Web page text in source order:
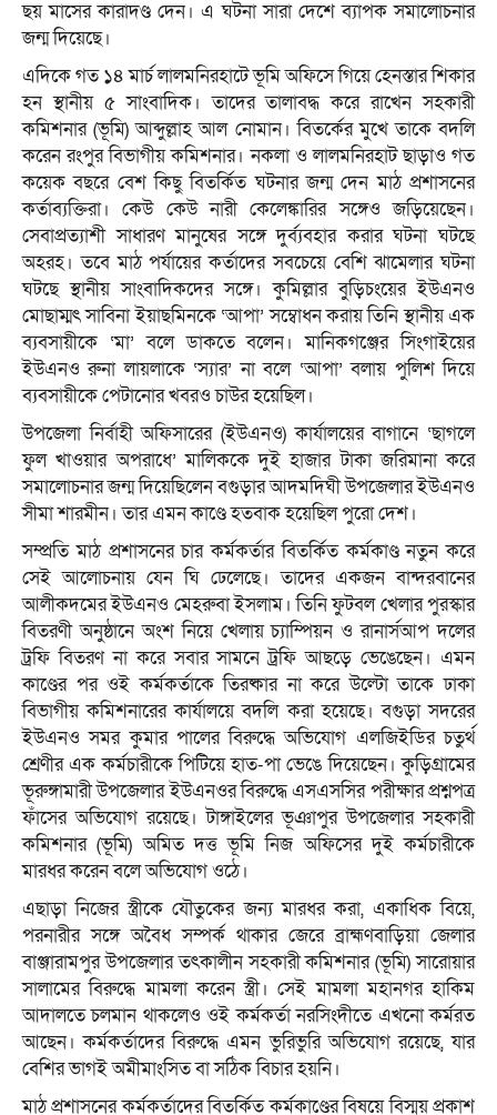
ছয় মাসের কারাদণ্ড দেন। এ ঘটনা সারা দেশে ব্যাপক সমালোচনার
জন্ম দিয়েছে।
এদিকে গত ১৪ মার্চ লালমনিরহাটে ভূমি অফিসে গিয়ে হেনস্তার শিকার
হন স্থানীয় ৫ সাংবাদিক। তাদের তালাবদ্ধ করে রাখেন সহকারী
কমিশনার (ভূমি) আব্দুল্লাহ আল নোমান। বিতর্কের মুখে তাকে বদলি
করেন রংপুর বিভাগীয় কমিশনার। নকলা ও লালমনিরহাট ছাড়াও গত
কয়েক বছরে বেশ কিছু বিতর্কিত ঘটনার জন্ম দেন মাঠ প্রশাসনের
কর্তাব্যক্তিরা। কেউ কেউ নারী কেলেঙ্কারির সঙ্গেও জড়িয়েছেন।
সেবাপ্রত্যাশী সাধারণ মানুষের সঙ্গে দুর্ব্যবহার করার ঘটনা ঘটছে
অহরহ। তবে মাঠ পর্যায়ের কর্তাদের সবচেয়ে বেশি ঝামেলার ঘটনা
ঘটছে স্থানীয় সাংবাদিকদের সঙ্গে। কুমিল্লার বুড়িচংয়ের ইউএনও
মোছাম্মৎ সাবিনা ইয়াছমিনকে ‘আপা’ সম্বোধন করায় তিনি স্থানীয় এক
ব্যবসায়ীকে ‘মা’ বলে ডাকতে বলেন। মানিকগঞ্জের সিংগাইয়ের
ইউএনও রুনা লায়লাকে ‘স্যার’ না বলে ‘আপা’ বলায় পুলিশ দিয়ে
ব্যবসায়ীকে পেটানোর খবরও চাউর হয়েছিল।
উপজেলা নির্বাহী অফিসারের (ইউএনও) কার্যালয়ের বাগানে ‘ছাগলে
ফুল খাওয়ার অপরাধে’ মালিককে দুই হাজার টাকা জরিমানা করে
সমালোচনার জন্ম দিয়েছিলেন বগুড়ার আদমদিঘী উপজেলার ইউএনও
সীমা শারমীন। তার এমন কাণ্ডে হতবাক হয়েছিল পুরো দেশ।
সম্প্রতি মাঠ প্রশাসনের চার কর্মকর্তার বিতর্কিত কর্মকাণ্ড নতুন করে
সেই আলোচনায় যেন ঘি ঢেলেছে। তাদের একজন বান্দরবানের
আলীকদমের ইউএনও মেহরুবা ইসলাম। তিনি ফুটবল খেলার পুরস্কার
বিতরণী অনুষ্ঠানে অংশ নিয়ে খেলায় চ্যাম্পিয়ন ও রানার্সআপ দলের
ট্রফি বিতরণ না করে সবার সামনে ট্রফি আছড়ে ভেঙেছেন। এমন
কাণ্ডের পর ওই কর্মকর্তাকে তিরষ্কার না করে উল্টো তাকে ঢাকা
বিভাগীয় কমিশনারের কার্যালয়ে বদলি করা হয়েছে। বগুড়া সদরের
ইউএনও সমর কুমার পালের বিরুদ্ধে অভিযোগ এলজিইডির চতুর্থ
শ্রেণীর এক কর্মচারীকে পিটিয়ে হাত-পা ভেঙে দিয়েছেন। কুড়িগ্রামের
ভূরুঙ্গামারী উপজেলার ইউএনওর বিরুদ্ধে এসএসসির পরীক্ষার প্রশ্নপত্র
ফাঁসের অভিযোগ রয়েছে। টাঙ্গাইলের ভূঞাপুর উপজেলার সহকারী
কমিশনার (ভূমি) অমিত দত্ত ভূমি নিজ অফিসের দুই কর্মচারীকে
মারধর করেন বলে অভিযোগ ওঠে।
এছাড়া নিজের স্ত্রীকে যৌতুকের জন্য মারধর করা, একাধিক বিয়ে,
পরনারীর সঙ্গে অবৈধ সম্পর্ক থাকার জেরে ব্রাহ্মণবাড়িয়া জেলার
বাঞ্জারামপুর উপজেলার তৎকালীন সহকারী কমিশনার (ভূমি) সারোয়ার
সালামের বিরুদ্ধে মামলা করেন স্ত্রী। সেই মামলা মহানগর হাকিম
আদালতে চলমান থাকলেও ওই কর্মকর্তা নরসিংদীতে এখনো কর্মরত
আছেন। কর্মকর্তাদের বিরুদ্ধে এমন ভুরিভুরি অভিযোগ রয়েছে, যার
বেশির ভাগই অমীমাংসিত বা সঠিক বিচার হয়নি।
মাঠ প্রশাসনের কর্মকর্তাদের বিতর্কিত কর্মকাণ্ডের বিষয়ে বিস্ময় প্রকাশ